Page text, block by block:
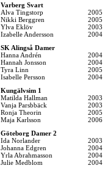
Varberg Svart
Alva Tingstorp
2005
Nikki Berggren
2005
Ylva Eklöv
2003
Izabelle Andersson
2004
SK Alingså Damer
Hanna Andrén
2004
Hannah Jonsson
2004
Tyra Linn
2005
Isabelle Persson
2004
Kungälvsim 1
Matilda Hallman
2003
Vanja Parsbbäck
2003
Ronja Theorin
2005
Maja Karlsson
2006
Göteborg Damer 2
Ida Norlander
2003
Johanna Edgren
2004
Yrla Abrahmasson
2004
Julie Medblom
2004